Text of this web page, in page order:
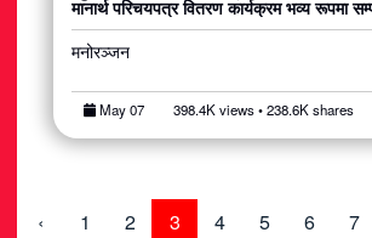
मानार्थ परिचयपत्र वितरण कार्यक्रम भव्य रूपमा
मनोरञ्जन
May 07 398.4K views • 238.6K shares
‹ 1 2 3 4 5 6 7